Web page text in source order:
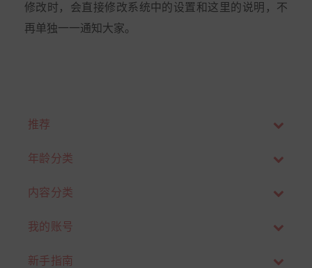
修改时，会直接修改系统中的设置和这里的说明，不
再单独一一通知大家。
推荐
年龄分类
内容分类
我的账号
新手指南